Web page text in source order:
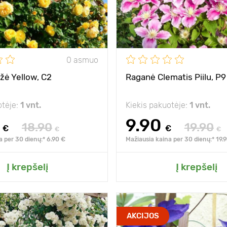
0 asmuo
Yellow, C2
1 vnt.
€ 18.90 €
per 30 dienų:* 6.90 €
Į krepšelį
saulė
atsparus šalčiui
prie mano sodo
Raganė Clematis Piilu, P9
Kiekis pakuotėje: 1 vnt.
9.90 € 19.90 €
Mažiausia kaina per 30 dienų:*
Į krepšelį
Tarpai
Pozicija
Atsparumas šalčiui
Pridėkite prie mano
gausus žydėjimas
visą sezoną
AKCIJOS
Type pots